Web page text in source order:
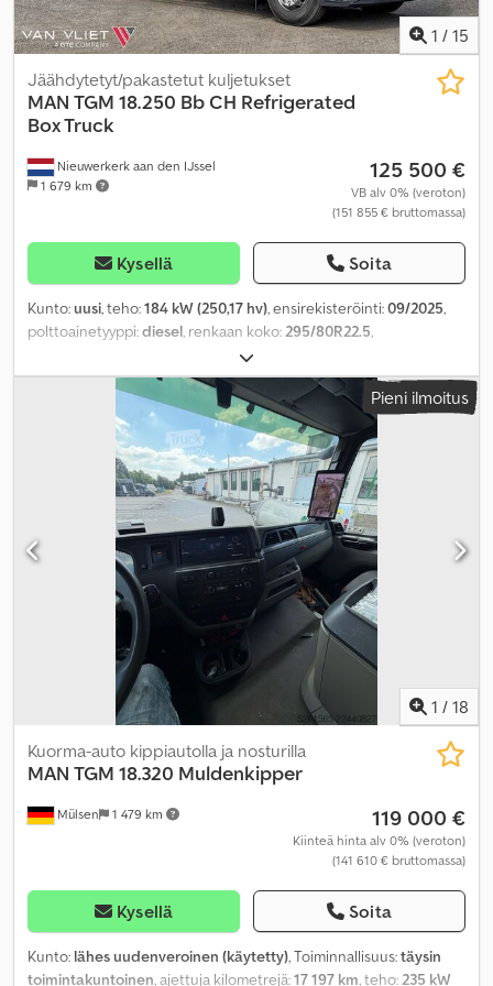
1 / 15
Nieuwerkerk aan den IJssel
1 679 km
Jäähdytetyt/pakastetut kuljetukset
MAN TGM 18.250 Bb CH Refrigerated
Box Truck
125 500 €
VB alv 0% (veroton)
(151 855 € bruttomassa)
Kysellä Soita
Kunto:uusi, teho:184 kW (250,17 hv), ensirekisteröinti:09/2025,
polttoainetyyppi:diesel , renkaan koko: 295/80R22.5
, akseliväli:4 430 mm
polttoainesäiliön tilavuus:220 l, väri:valkoinen, ohjaamo:
, vaihteistotyyppi:automaattinen, päästöluokka:
, jousitus: teräs , kokonaispituus:7 850 mm
, kokonaisleveys:
, kokonaiskorkeus: 4 100 mm, kuormatilan pituus:
, lastitilan leveys:2 450 mm, kuormatilan korkeus:
Valmistusvuosi:2025, Varusteet:AdBlue, ilmastointi,
Pieni ilmoitus
1 / 18
Mülsen 1 479 km
Kuorma-auto kippiautolla ja nosturilla
MAN TGM 18.320 Muldenkipper
119 000 €
Kiinteä hinta alv 0% (veroton)
(141 610 € bruttomassa)
Kysellä Soita
Kunto: lähes uudenveroinen (käytetty), Toiminnallisuus:täysin
toimintakuntoinen, ajettuja kilometrejä:17 197 km, teho:235 kW